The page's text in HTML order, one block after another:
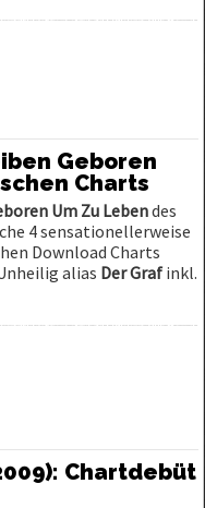
Geboren
Charts
Um Zu Lebendes
4 sensationellerweise
Download Charts
alias Der Graf inkl.
Chartdebüt